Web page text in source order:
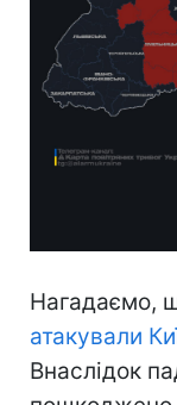
Нагадаємо,
атакували
Внаслідок